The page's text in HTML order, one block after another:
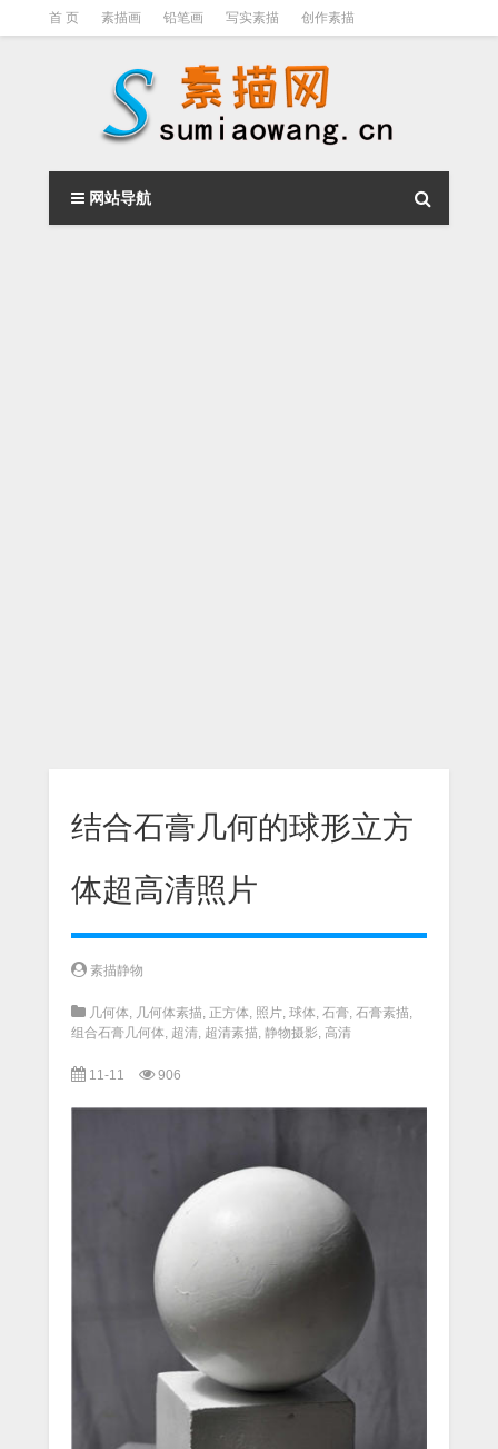
首 页 素描画 铅笔画 写实素描 创作素描
素描视频教程
网站导航
结合石膏几何的球形立方
体超高清照片
素描静物
几何体, 几何体素描, 正方体, 照片, 球体, 石膏, 石膏素描,
组合石膏几何体, 超清, 超清素描, 静物摄影, 高清
11-11 906